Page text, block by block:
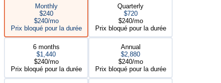
Monthly
$240
$240/mo
Prix bloqué pour la durée
Quarterly
$720
$240/mo
Prix bloqué pour la durée
6 months
$1,440
$240/mo
Prix bloqué pour la durée
Annual
$2,880
$240/mo
Prix bloqué pour la durée